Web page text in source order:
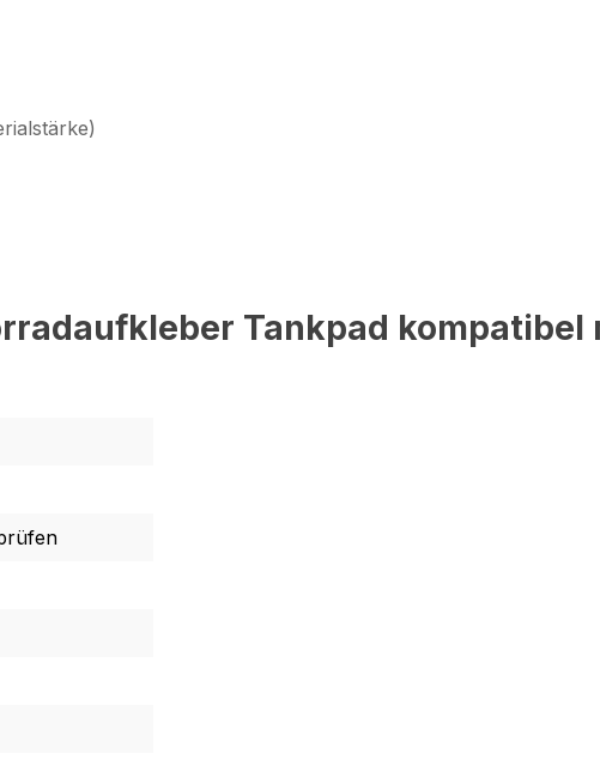
Tankpad kompatibel